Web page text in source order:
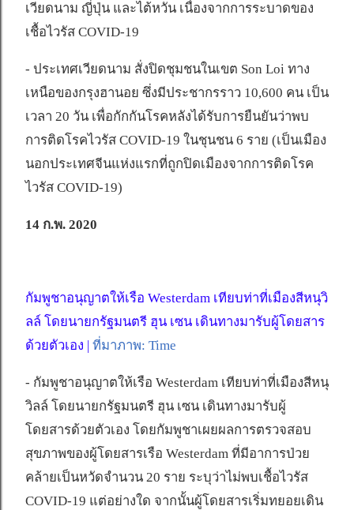
เวียดนาม ญี่ปุ่น และไต้หวัน เนื่องจากการระบาดของ
เชื้อไวรัส COVID-19
- ประเทศเวียดนาม สั่งปิดชุมชนในเขต Son Loi ทาง
เหนือของกรุงฮานอย ซึ่งมีประชากรราว 10,600 คน เป็น
เวลา 20 วัน เพื่อกักกันโรคหลังได้รับการยืนยันว่าพบ
การติดโรคไวรัส COVID-19 ในชุนชน 6 ราย (เป็นเมือง
นอกประเทศจีนแห่งแรกที่ถูกปิดเมืองจากการติดโรค
ไวรัส COVID-19)
14 ก.พ. 2020
กัมพูชาอนุญาตให้เรือ Westerdam เทียบท่าที่เมืองสีหนุวิ
ลล์ โดยนายกรัฐมนตรี ฮุน เซน เดินทางมารับผู้โดยสาร
ด้วยตัวเอง | ที่มาภาพ: Time
- กัมพูชาอนุญาตให้เรือ Westerdam เทียบท่าที่เมืองสีหนุ
วิลล์ โดยนายกรัฐมนตรี ฮุน เซน เดินทางมารับผู้
โดยสารด้วยตัวเอง โดยกัมพูชาเผยผลการตรวจสอบ
สุขภาพของผู้โดยสารเรือ Westerdam ที่มีอาการป่วย
คล้ายเป็นหวัดจำนวน 20 ราย ระบุว่าไม่พบเชื้อไวรัส
COVID-19 แต่อย่างใด จากนั้นผู้โดยสารเริ่มทยอยเดิน